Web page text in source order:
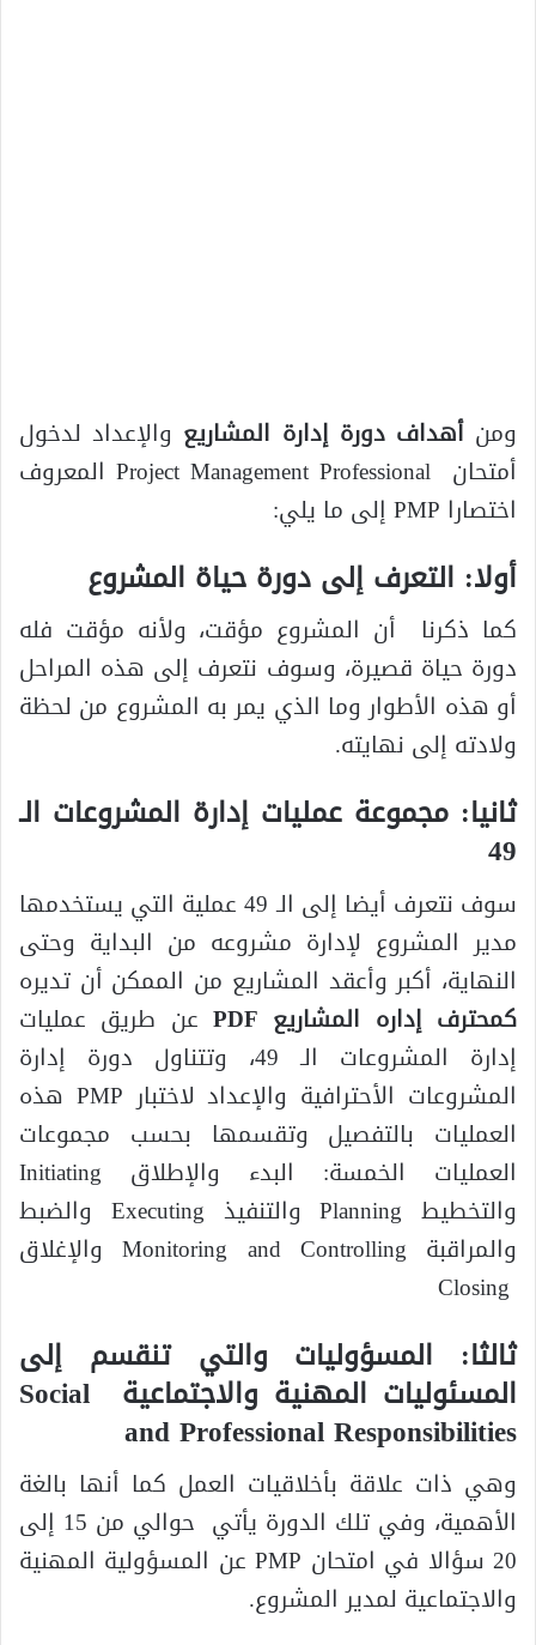
ومنأهداف دورة إدارة المشاريع والإعداد لدخول
أمتحان Project Management Professional المعروف
اختصارا PMP إلى ما يلي:
أولا: التعرف إلى دورة حياة المشروع
كما ذكرنا أن المشروع مؤقت، ولأنه مؤقت فله
دورة حياة قصيرة، وسوف نتعرف إلى هذه المراحل
أو هذه الأطوار وما الذي يمر به المشروع من لحظة
ولادته إلى نهايته.
ثانيا: مجموعة عمليات إدارة المشروعات الـ
49
سوف نتعرف أيضا إلى الـ 49 عملية التي يستخدمها
مدير المشروع لإدارة مشروعه من البداية وحتى
النهاية، أكبر وأعقد المشاريع من الممكن أن تديره
كمحترف إداره المشاريع PDF عن طريق عمليات
إدارة المشروعات الـ 49، وتتناول دورة إدارة
المشروعات الأحترافية والإعداد لاختبار PMP هذه
العمليات بالتفصيل وتقسمها بحسب مجموعات
العمليات الخمسة: البدء والإطلاق Initiating
والتخطيط Planning والتنفيذ Executing والضبط
والمراقبة Monitoring and Controlling والإغلاق
ثالثا: المسؤوليات والتي تنقسم إلى
المسئوليات المهنية والاجتماعية Social
and Professional Responsibilities
وهي ذات علاقة بأخلاقيات العمل كما أنها بالغة
الأهمية، وفي تلك الدورة يأتي حوالي من 15 إلى
20 سؤالا في امتحان PMP عن المسؤولية المهنية
والاجتماعية لمدير المشروع.